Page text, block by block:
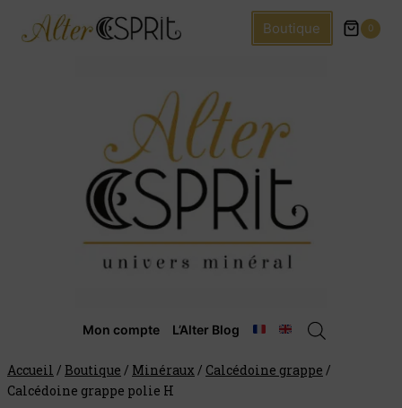
Boutique 0
Mon compte L’Alter Blog
Accueil / Boutique / Minéraux / Calcédoine grappe /
Calcédoine grappe polie H